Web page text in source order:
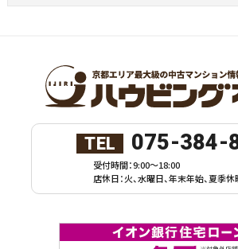
TEL 075-384-
受付時間：9:00～18:00
店休日：火、水曜日、年末年始、夏季休